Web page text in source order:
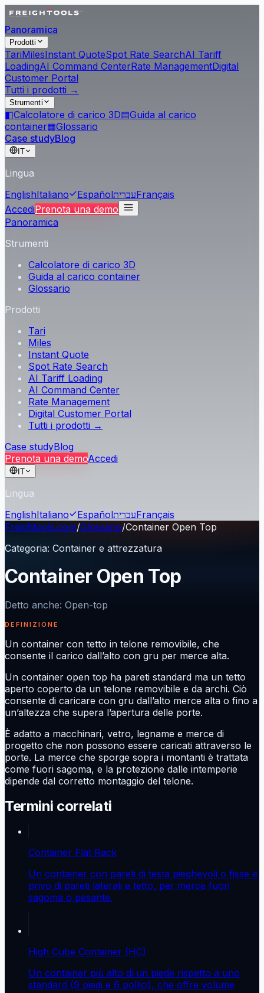
Panoramica
Prodotti
TariMilesInstant QuoteSpot Rate SearchAI Tariff
LoadingAI Command CenterRate ManagementDigital
Customer Portal
Tutti i prodotti →
Strumenti
◧Calcolatore di carico 3D▤Guida al carico
container▦Glossario
Case studyBlog
IT
Lingua
EnglishItaliano EspañolעבריתFrançais
AccediPrenota una demo
Panoramica
Strumenti
Calcolatore di carico 3D
Guida al carico container
Glossario
Prodotti
Tari
Miles
Instant Quote
Spot Rate Search
AI Tariff Loading
AI Command Center
Rate Management
Digital Customer Portal
Tutti i prodotti →
Case studyBlog
Prenota una demoAccedi
IT
Lingua
EnglishItaliano EspañolעבריתFrançais
Freightools.com/Glossario/Container Open Top
Categoria: Container e attrezzatura
Container Open Top
Detto anche: Open-top
DEFINIZIONE
Un container con tetto in telone removibile, che
consente il carico dall’alto con gru per merce alta.
Un container open top ha pareti standard ma un tetto
aperto coperto da un telone removibile e da archi. Ciò
consente di caricare con gru dall’alto merce alta o fino a
un’altezza che supera l’apertura delle porte.
È adatto a macchinari, vetro, legname e merce di
progetto che non possono essere caricati attraverso le
porte. La merce che sporge sopra i montanti è trattata
come fuori sagoma, e la protezione dalle intemperie
dipende dal corretto montaggio del telone.
Termini correlati
Container Flat Rack
Un container con pareti di testa pieghevoli o fisse e
privo di pareti laterali e tetto, per merce fuori
sagoma o pesante.
High Cube Container (HC)
Un container più alto di un piede rispetto a uno
standard (9 piedi e 6 pollici), che offre volume